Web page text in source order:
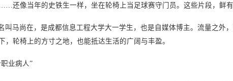
还像当年的史铁生一样，坐在轮椅上当足球赛守门员。这些片段，鲜有
马尚在，是成都信息工程大学大一学生，也是自媒体博主。流量之外
，轮椅上的方寸之地，也能抵达生活的广阔与丰盈。
业病人”